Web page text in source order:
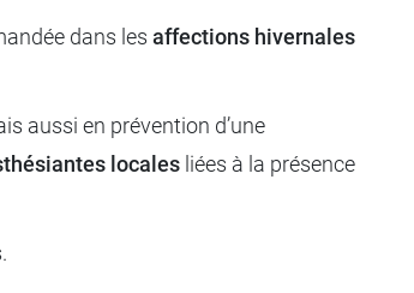
dans les affections hivernales
aussi en prévention d’une
locales liées à la présence